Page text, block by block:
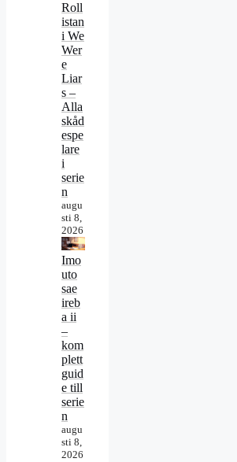
Roll
istan
i We
Wer
e
Liar
s –
Alla
skåd
espe
lare
i
serie
n
augu
sti 8,
2026
Imo
uto
sae
ireb
a ii
–
kom
plett
guid
e till
serie
n
augu
sti 8,
2026